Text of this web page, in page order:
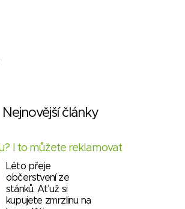
Nejnovější články
I to můžete reklamovat
Léto přeje
občerstvení ze
stánků. Ať už si
kupujete zmrzlinu na